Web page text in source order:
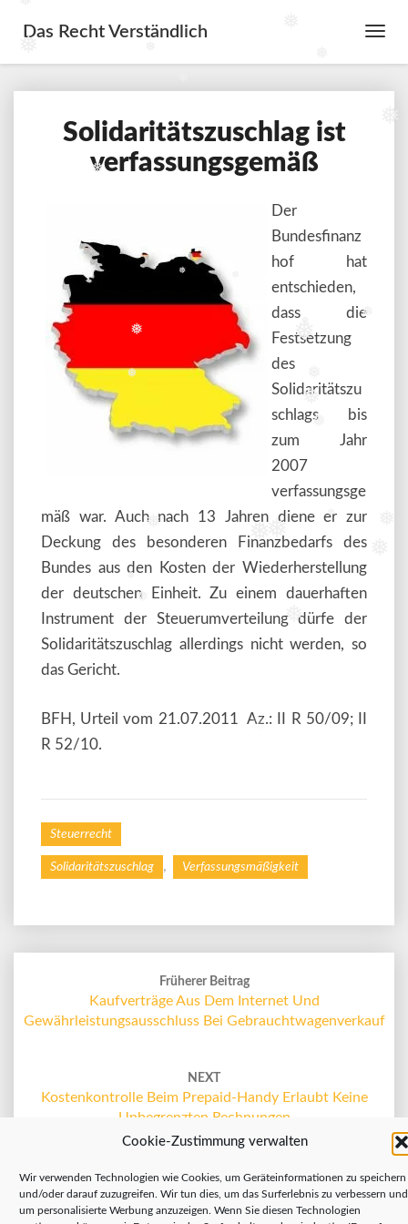
❅
❅
❅
❅
❅
❅
❅
❅
❅
❅
❅
❅
❅
❅
❅
❅
❅
Cookie-Zustimmung verwalten
Wir verwenden Technologien wie Cookies, um Geräteinformationen zu speichern
und/oder darauf zuzugreifen. Wir tun dies, um das Surferlebnis zu verbessern und
um personalisierte Werbung anzuzeigen. Wenn Sie diesen Technologien
Toggle
Das Recht Verständlich
Solidaritätszuschlag
verfassungsgemäß
Solidaritätszuschlag ist
verfassungsgemäß
Der
Bundesfinanz
hof hat
entschieden,
dass die
Festsetzung
des
Solidaritätszu
schlags bis
zum Jahr
2007
verfassungsge
mäß war. Auch nach 13 Jahren diene er zur
Deckung des besonderen Finanzbedarfs des
Bundes aus den Kosten der Wiederherstellung
der deutschen Einheit. Zu einem dauerhaften
Instrument der Steuerumverteilung dürfe der
Solidaritätszuschlag allerdings nicht werden, so
das Gericht.
BFH, Urteil vom 21.07.2011 Az.: II R 50/09; II
R 52/10.
Steuerrecht
Solidaritätszuschlag , Verfassungsmäßigkeit
Früherer Beitrag
Kaufverträge Aus Dem Internet Und
Gewährleistungsausschluss Bei Gebrauchtwagenverkauf
NEXT
Kostenkontrolle Beim Prepaid-Handy Erlaubt Keine
Unbegrenzten Rechnungen
Search
for: